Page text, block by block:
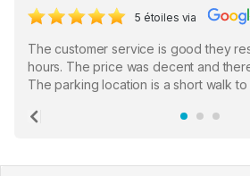
5 étoiles via
The customer service is good they
hours. The price was decent and
The parking location is a short walk
the staff who serve as a third party in
Previous